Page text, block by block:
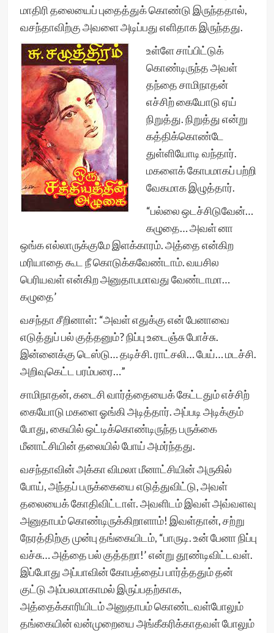
மாதிரி தலையைப் புதைத்துக் கொண்டு இருந்ததால்,
வசந்தாவிற்கு அவளை அடிப்பது எளிதாக இருந்தது.
உள்ளே சாப்பிட்டுக்
கொண்டிருந்த அவள்
தந்தை சாமிநாதன்
எச்சிற் கையோடு ஏய்
நிறுத்து. நிறுத்து என்று
கத்திக்கொண்டே
துள்ளியோடி வந்தார்.
மகளைக் கோபமாகப் பற்றி
வேகமாக இழுத்தார்.
“பல்லை ஒடச்சிடுவேன்…
கழுதை… அவள் னா
ஒங்க எல்லாருக்குமே இளக்காரம். அத்தை என்கிற
மரியாதை கூட நீ கொடுக்கவேண்டாம். வயசில
பெரியவள் என்கிற அனுதாபமாவது வேண்டாமா…
கழுதை’
வசந்தா சீறினாள்: “அவள் எதுக்கு என் பேனாவை
எடுத்துப் பல் குத்தனும்? நிப்பு உடைஞ்சு போச்சு.
இன்னைக்கு டெஸ்டு… தடிச்சி. ராட்சலி… பேய்… மடச்சி.
அறிவுகெட்ட பரம்பரை…”
சாமிநாதன், கடைசி வார்த்தையைக் கேட்டதும் எச்சிற்
கையோடு மகளை ஓங்கி அடித்தார். அப்படி அடிக்கும்
போது, கையில் ஒட்டிக்கொண்டிருந்த பருக்கை
மீனாட்சியின் தலையில் போய் அமர்ந்தது.
வசந்தாவின் அக்கா விமலா மீனாட்சியின் அருகில்
போய், அந்தப் பருக்கையை எடுத்துவிட்டு, அவள்
தலையைக் கோதிவிட்டாள். அவளிடம் இவள் அவ்வளவு
அனுதாபம் கொண்டிருக்கிறாளாம்! இவள்தான், சற்று
நேரத்திற்கு முன்பு தங்கையிடம், “பாருடி. உன் பேனா நிப்பு
வச்சு… அத்தை பல் குத்தறா!’ என்று தூண்டிவிட்டவள்.
இப்போது அப்பாவின் கோபத்தைப் பார்த்ததும் தன்
குட்டு அம்பலமாகாமல் இருப்பதற்காக,
அத்தைக்காரியிடம் அனுதாபம் கொண்டவள்போலும்
தங்கையின் வன்முறையை அங்கீகரிக்காதவள் போலும்